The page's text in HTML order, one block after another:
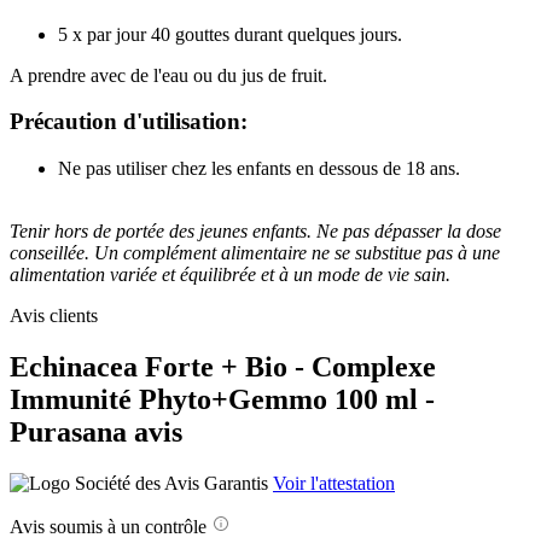
5 x par jour 40 gouttes durant quelques jours.
A prendre avec de l'eau ou du jus de fruit.
Précaution d'utilisation:
Ne pas utiliser chez les enfants en dessous de 18 ans.
Tenir hors de portée des jeunes enfants. Ne pas dépasser la dose
conseillée. Un complément alimentaire ne se substitue pas à une
alimentation variée et équilibrée et à un mode de vie sain.
Avis clients
Echinacea Forte + Bio - Complexe
Immunité Phyto+Gemmo 100 ml -
Purasana avis
Voir l'attestation
Avis soumis à un contrôle